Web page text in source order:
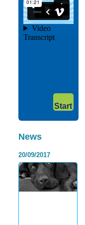
Start
News
cane adulto
A seconda del
periodo di vita del
tuo cane, i suoi
dieta BARF, i
rischi
naturale
Dubbi
sull’alimentazione
corretta per il tuo
cane o il tuo gatto?
Hai pensato o già
20/09/2017